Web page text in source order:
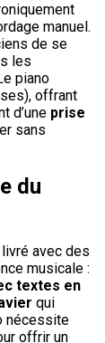
manuel.
de se
les
piano
offrant
d’une prise
sans
du
avec des
musicale :
textes en
qui
nécessite
offrir un